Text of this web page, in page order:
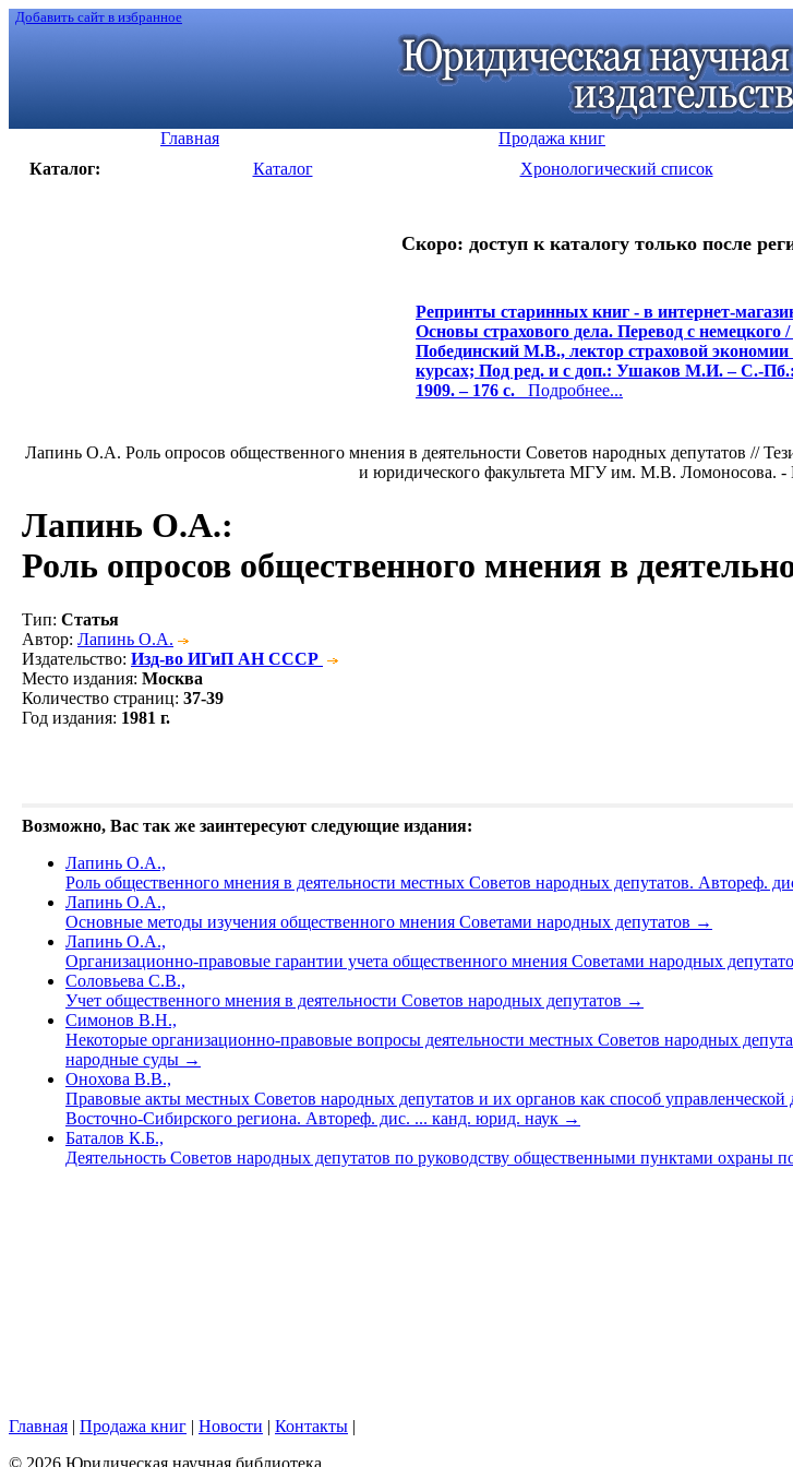
Добавить сайт в избранное
Главная Продажа книг
Каталог:
Каталог Хронологический список
Скоро: доступ к каталогу только после
Репринты старинных книг - в интернет-
Основы страхового дела. Перевод с
Побединский М.В., лектор страховой
курсах; Под ред. и с доп.: Ушаков М.И. – С.-
1909. – 176 c. Подробнее...
Лапинь О.А. Роль опросов общественного мнения в деятельности Советов народных депутатов //
и юридического факультета МГУ им. М.В.
Лапинь О.А.:
Роль опросов общественного мнения в
Тип: Статья
Автор: Лапинь О.А.
Издательство: Изд-во ИГиП АН СССР
Место издания: Москва
Количество страниц: 37-39
Год издания: 1981 г.
Возможно, Вас так же заинтересуют следующие издания:
Лапинь О.А.,
Роль общественного мнения в деятельности местных Советов народных депутатов. Автореф.
Лапинь О.А.,
Основные методы изучения общественного мнения Советами народных депутатов →
Лапинь О.А.,
Организационно-правовые гарантии учета общественного мнения Советами народных
Соловьева С.В.,
Учет общественного мнения в деятельности Советов народных депутатов →
Симонов В.Н.,
Некоторые организационно-правовые вопросы деятельности местных Советов народных
народные суды →
Онохова В.В.,
Правовые акты местных Советов народных депутатов и их органов как способ
Восточно-Сибирского региона. Автореф. дис. ... канд. юрид. наук →
Баталов К.Б.,
Деятельность Советов народных депутатов по руководству общественными пунктами охраны
Главная | Продажа книг | Новости | Контакты |
© 2026 Юридическая научная библиотека